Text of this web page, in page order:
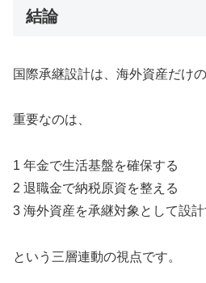
結論
国際承継設計は、海外資産だけ
重要なのは、
1 年金で生活基盤を確保する
2 退職金で納税原資を整える
3 海外資産を承継対象として設計
という三層連動の視点です。